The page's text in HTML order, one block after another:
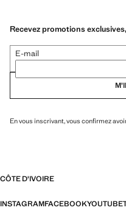
Recevez promotions
E-mail
En vous inscrivant, vous confirmez
CÔTE D'IVOIRE
INSTAGRAMFACEBOOKYOUTUBE